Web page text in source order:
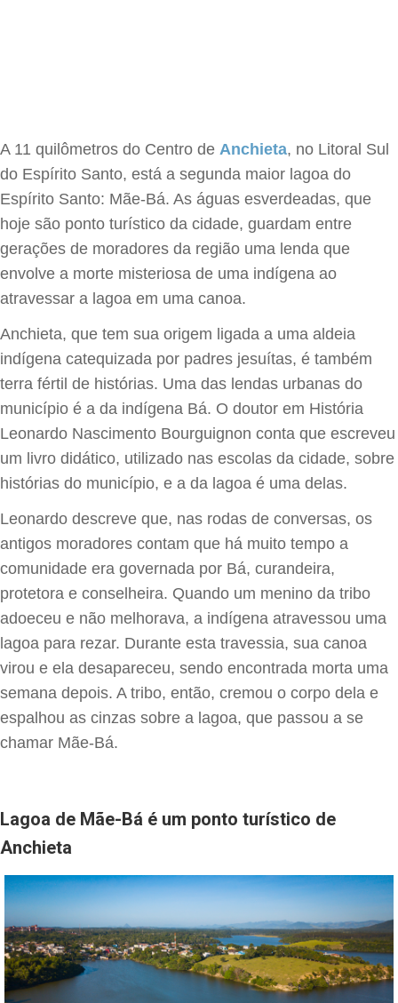
A 11 quilômetros do Centro de Anchieta, no Litoral Sul
do Espírito Santo, está a segunda maior lagoa do
Espírito Santo: Mãe-Bá. As águas esverdeadas, que
hoje são ponto turístico da cidade, guardam entre
gerações de moradores da região uma lenda que
envolve a morte misteriosa de uma indígena ao
atravessar a lagoa em uma canoa.
Anchieta, que tem sua origem ligada a uma aldeia
indígena catequizada por padres jesuítas, é também
terra fértil de histórias. Uma das lendas urbanas do
município é a da indígena Bá. O doutor em História
Leonardo Nascimento Bourguignon conta que escreveu
um livro didático, utilizado nas escolas da cidade, sobre
histórias do município, e a da lagoa é uma delas.
Leonardo descreve que, nas rodas de conversas, os
antigos moradores contam que há muito tempo a
comunidade era governada por Bá, curandeira,
protetora e conselheira. Quando um menino da tribo
adoeceu e não melhorava, a indígena atravessou uma
lagoa para rezar. Durante esta travessia, sua canoa
virou e ela desapareceu, sendo encontrada morta uma
semana depois. A tribo, então, cremou o corpo dela e
espalhou as cinzas sobre a lagoa, que passou a se
chamar Mãe-Bá.
Lagoa de Mãe-Bá é um ponto turístico de
Anchieta